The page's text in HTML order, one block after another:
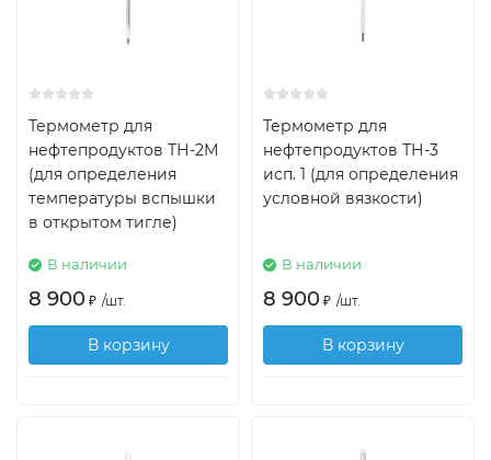
Термометр для
нефтепродуктов ТН-2М
(для определения
температуры вспышки
в открытом тигле)
В наличии
8 900 ₽ /шт.
В корзину
Термометр для
нефтепродуктов ТН-3
исп. 1 (для определения
условной вязкости)
В наличии
8 900 ₽ /шт.
В корзину